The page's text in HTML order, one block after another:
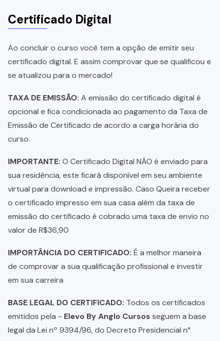
Certificado Digital
Ao concluir o curso você tem a opção de emitir seu
certificado digital. E assim comprovar que se qualificou e
se atualizou para o mercado!
TAXA DE EMISSÃO: A emissão do certificado digital é
opcional e fica condicionada ao pagamento da Taxa de
Emissão de Certificado de acordo a carga horária do
curso.
IMPORTANTE: O Certificado Digital NÃO é enviado para
sua residência, este ficará disponível em seu ambiente
virtual para download e impressão. Caso Queira receber
o certificado impresso em sua casa além da taxa de
emissão do certificado é cobrado uma taxa de envio no
valor de R$36,90
IMPORTÂNCIA DO CERTIFICADO: É a melhor maneira
de comprovar a sua qualificação profissional e investir
em sua carreira
BASE LEGAL DO CERTIFICADO: Todos os certificados
emitidos pela - Elevo By Anglo Cursos seguem a base
legal da Lei nº 9394/96, do Decreto Presidencial n°